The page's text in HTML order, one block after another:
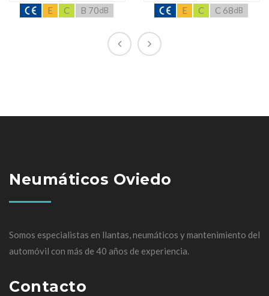
E C B 70dB E C C 68dB
Neumáticos Oviedo
Somos especialistas en llantas, neumáticos y mantenimiento del
automóvil con más de 40 años de experiencia.
Contacto